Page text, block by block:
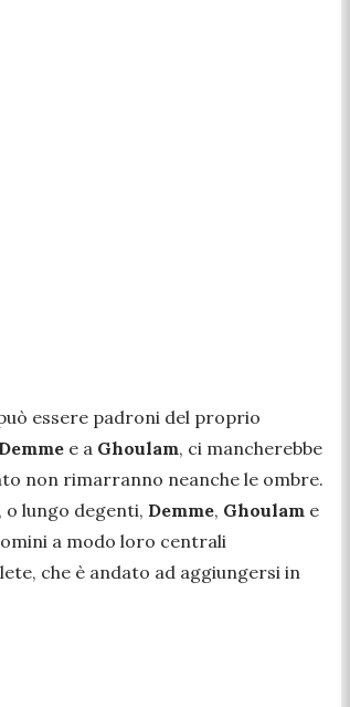
essere padroni del proprio
Demme e a Ghoulam, ci mancherebbe
non rimarranno neanche le ombre.
lungo degenti, Demme, Ghoulam e
a modo loro centrali
che è andato ad aggiungersi in